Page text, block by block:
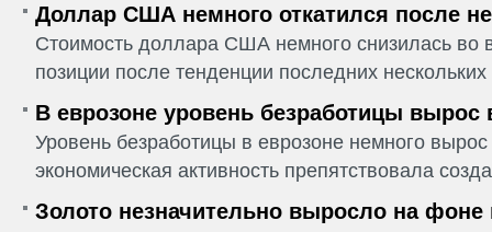
Доллар США немного откатился после
Стоимость доллара США немного снизилась во
позиции после тенденции последних
В еврозоне уровень безработицы вырос
Уровень безработицы в еврозоне немного
экономическая активность препятствовала
Золото незначительно выросло на фоне